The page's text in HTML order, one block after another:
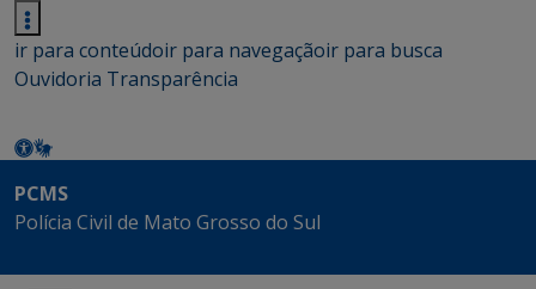
ir para conteúdoir para navegaçãoir para busca
Ouvidoria Transparência
PCMS
Polícia Civil de Mato Grosso do Sul